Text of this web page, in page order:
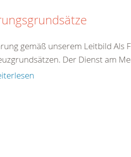
gemäß unserem Leitbild
Der Dienst am